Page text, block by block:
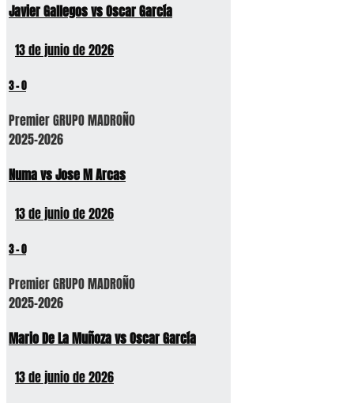
Javier Gallegos vs Oscar García
13 de junio de 2026
3-0
Premier GRUPO MADROÑO
2025-2026
Numa vs Jose M Arcas
13 de junio de 2026
3-0
Premier GRUPO MADROÑO
2025-2026
Mario De La Muñoza vs Oscar García
13 de junio de 2026